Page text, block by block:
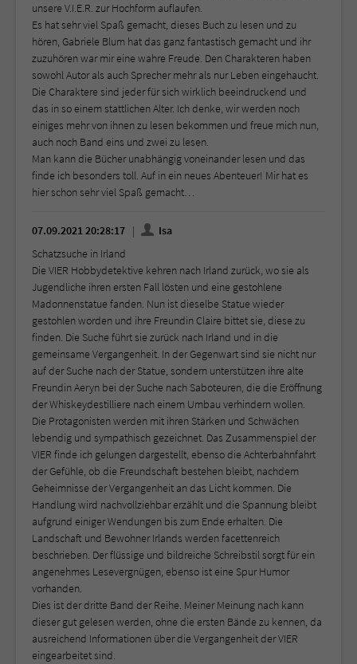
unsere V.I.E.R. zur Hochform auflaufen.
Es hat sehr viel Spaß gemacht, dieses Buch zu lesen und zu
hören, Gabriele Blum hat das ganz fantastisch gemacht und ihr
zuzuhören war mir eine wahre Freude. Den Charakteren haben
sowohl Autor als auch Sprecher mehr als nur Leben eingehaucht.
Die Charaktere sind jeder für sich wirklich beeindruckend und
das in so einem stattlichen Alter. Ich denke, wir werden noch
einiges mehr von ihnen zu lesen bekommen und freue mich nun,
auch noch Band eins und zwei zu lesen.
Man kann die Bücher unabhängig voneinander lesen und das
finde ich besonders toll. Auf in ein neues Abenteuer! Mir hat es
hier schon sehr viel Spaß gemacht…
07.09.2021 20:28:17
Isa
Schatzsuche in Irland
Die VIER Hobbydetektive kehren nach Irland zurück, wo sie als
Jugendliche ihren ersten Fall lösten und eine gestohlene
Madonnenstatue fanden. Nun ist dieselbe Statue wieder
gestohlen worden und ihre Freundin Claire bittet sie, diese zu
finden. Die Suche führt sie zurück nach Irland und in die
gemeinsame Vergangenheit. In der Gegenwart sind sie nicht nur
auf der Suche nach der Statue, sondern unterstützen ihre alte
Freundin Aeryn bei der Suche nach Saboteuren, die die Eröffnung
der Whiskeydestilliere nach einem Umbau verhindern wollen.
Die Protagonisten werden mit ihren Stärken und Schwächen
lebendig und sympathisch gezeichnet. Das Zusammenspiel der
VIER finde ich gelungen dargestellt, ebenso die Achterbahnfahrt
der Gefühle, ob die Freundschaft bestehen bleibt, nachdem
Geheimnisse der Vergangenheit an das Licht kommen. Die
Handlung wird nachvollziehbar erzählt und die Spannung bleibt
aufgrund einiger Wendungen bis zum Ende erhalten. Die
Landschaft und Bewohner Irlands werden facettenreich
beschrieben. Der flüssige und bildreiche Schreibstil sorgt für ein
angenehmes Lesevergnügen, ebenso ist eine Spur Humor
vorhanden.
Dies ist der dritte Band der Reihe. Meiner Meinung nach kann
dieser gut gelesen werden, ohne die ersten Bände zu kennen, da
ausreichend Informationen über die Vergangenheit der VIER
eingearbeitet sind.